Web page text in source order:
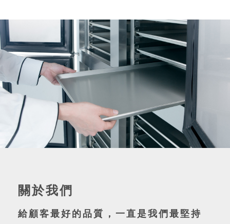
關於我們
給顧客最好的品質，一直是我們最堅持